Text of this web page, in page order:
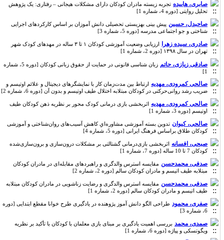
صابری، هاییده تجربه زیسته مادران کودکان دارای مشکلات هیجانی – رفتاری: یک پژوهش
تحلیل روایتی [دوره 4، شماره 1]
صاحبدل، حسین پیش بینی بهزیستی تحصیلی دانش آموزان بر اساس کارکردهای اجرایی
شناختی و جو اجتماعی مدرسه [دوره 5، شماره 3]
صادری، سیده زهرا
ارزیابی وضعیت آموزشی کودکان ۱ تا ۳ ساله در مهدهای کودک شهر
تهران در سال ۱۳۹۸ [دوره 2، شماره 1]
صادقی زیازی، حاتم
زبان شناسی قانونی در حمایت از حقوق زبانی کودکان [دوره 5، شماره
1]
صالحی کمرودی، مهدیه ارتباط بین مدت‌زمان کار با نمایشگرهای دیجیتال و علائم اوتیسم و
ضریب رشد روانی‌حرکتی در کودکان مبتلابه اختلال طیف اوتیسم و بدون آن [دوره 6، شماره 2]
صالحی کمرودی، مهدیه اثربخشی بازی درمانی کودک محور بر نظریه ذهن کودکان طیف
اوتیسم [دوره 3، شماره 1]
صالحی، کیوان تدوین بسته آموزشی مشاوره‌ایِ کاهش آسیب‌های روان‌شناختی و آموزشی
کودکان طلاق براساس فرهنگ ایرانی [دوره 5، شماره 4]
صبحی، افسانه اثربخشی بازی‌درمانی گشتالتی بر مشکلات درون‌سازی و برون‌سازی‌شده
کودکان 7 تا 10 ساله [دوره 7، شماره 1]
صدفی، محمدحسن مقایسه استرس والدگری و راهبردهای مقابله‌ای در مادران کودکان
مبتلابه طیف اتیسم و مادران کودکان سالم [دوره 2، شماره 2]
صدفی، محمدحسن مقایسه استرس والدگری و رضایت زناشویی در مادران کودکان مبتلابه
طیف اتیسم و مادران کودکان سالم [دوره 2، شماره 1]
صفری، محمود طراحی الگو دانش آموز پژوهنده در یادگیری طرح خوانا مقطع ابتدایی [دوره
6، شماره 3]
صمدی، محمد بررسی اهمیت یادگیری بر مبنای بازی معلمان با کودکان با تأکید بر نظریه
ویگوتسکی و پیاژه [دوره 6، شماره 1]